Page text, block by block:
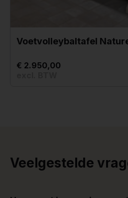
Voetvolleybaltafel
€ 2.950,00
Veelgestelde